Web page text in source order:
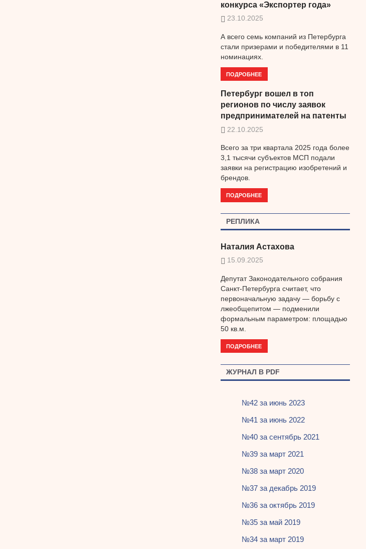
конкурса «Экспортер года»
23.10.2025
А всего семь компаний из Петербурга
стали призерами и победителями в 11
номинациях.
ПОДРОБНЕЕ
Петербург вошел в топ
регионов по числу заявок
предпринимателей на патенты
22.10.2025
Всего за три квартала 2025 года более
3,1 тысячи субъектов МСП подали
заявки на регистрацию изобретений и
брендов.
ПОДРОБНЕЕ
РЕПЛИКА
Наталия Астахова
15.09.2025
Депутат Законодательного собрания
Санкт-Петербурга считает, что
первоначальную задачу — борьбу с
лжеобщепитом — подменили
формальным параметром: площадью
50 кв.м.
ПОДРОБНЕЕ
ЖУРНАЛ В PDF
№42 за июнь 2023
№41 за июнь 2022
№40 за сентябрь 2021
№39 за март 2021
№38 за март 2020
№37 за декабрь 2019
№36 за октябрь 2019
№35 за май 2019
№34 за март 2019